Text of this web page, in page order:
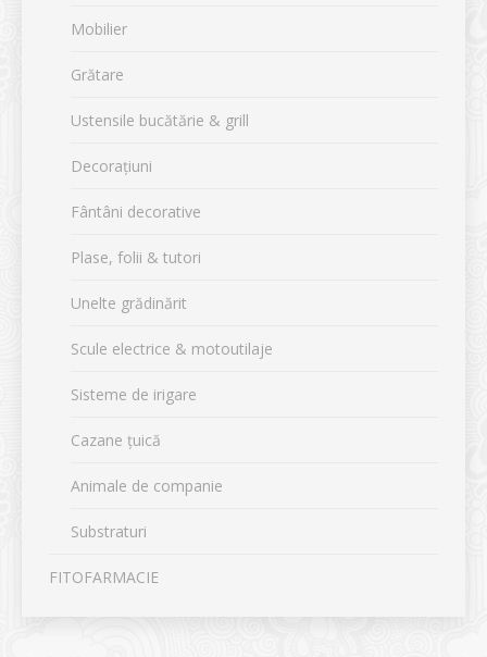
Mobilier
Grătare
Ustensile bucătărie & grill
Decorațiuni
Fântâni decorative
Plase, folii & tutori
Unelte grădinărit
Scule electrice & motoutilaje
Sisteme de irigare
Cazane țuică
Animale de companie
Substraturi
FITOFARMACIE